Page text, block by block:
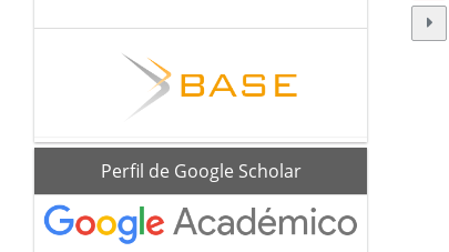
scholarPerfil de Google Scholar